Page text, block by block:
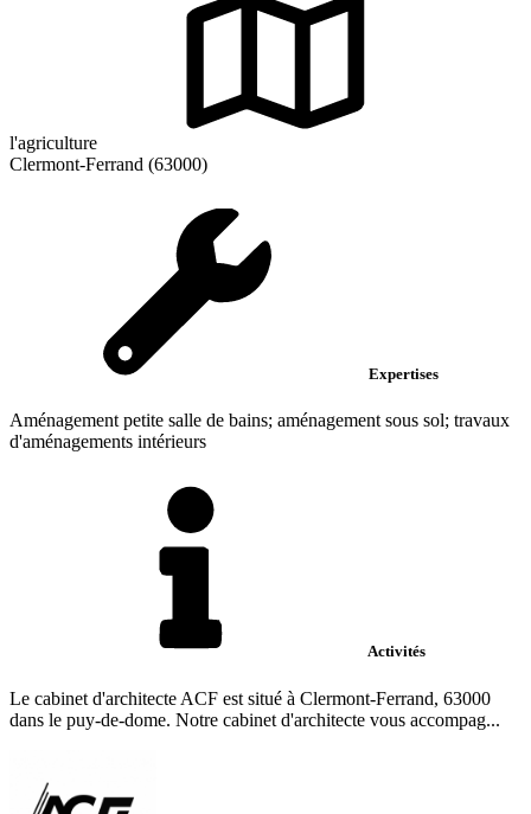
l'agriculture
Clermont-Ferrand (63000)
Expertises
Aménagement petite salle de bains; aménagement sous sol; travaux
d'aménagements intérieurs
Activités
Le cabinet d'architecte ACF est situé à Clermont-Ferrand, 63000
dans le puy-de-dome. Notre cabinet d'architecte vous accompag...